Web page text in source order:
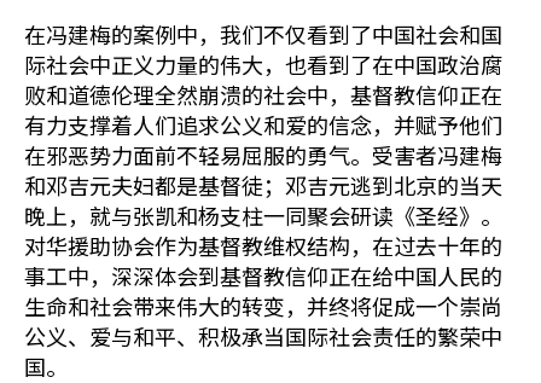
在冯建梅的案例中，我们不仅看到了中国社会和国
际社会中正义力量的伟大，也看到了在中国政治腐
败和道德伦理全然崩溃的社会中，基督教信仰正在
有力支撑着人们追求公义和爱的信念，并赋予他们
在邪恶势力面前不轻易屈服的勇气。受害者冯建梅
和邓吉元夫妇都是基督徒；邓吉元逃到北京的当天
晚上，就与张凯和杨支柱一同聚会研读《圣经》。
对华援助协会作为基督教维权结构，在过去十年的
事工中，深深体会到基督教信仰正在给中国人民的
生命和社会带来伟大的转变，并终将促成一个崇尚
公义、爱与和平、积极承当国际社会责任的繁荣中
国。